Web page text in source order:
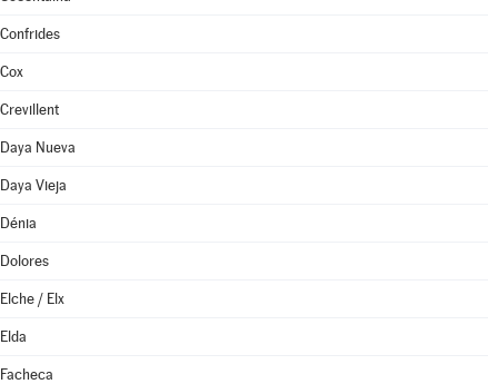
Confrides
Cox
Crevillent
Daya Nueva
Daya Vieja
Dénia
Dolores
Elche / Elx
Elda
Facheca